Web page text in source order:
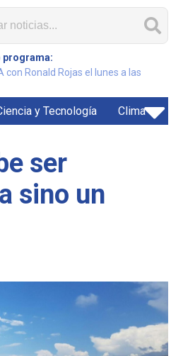
programa:
con Ronald Rojas el lunes a las
y Tecnología Clima
ser
sino un